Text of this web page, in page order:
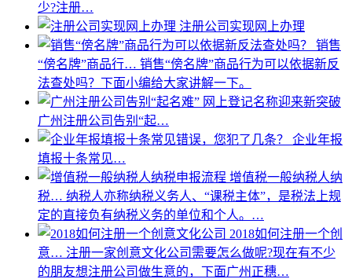
少?注册…
注册公司实现网上办理
销售
“傍名牌”商品行… 销售“傍名牌”商品行为可以依据新反
法查处吗？下面小编给大家讲解一下。
广州注册公司告别“起…
企业年报
填报十条常见…
增值税一般纳税人纳
税… 纳税人亦称纳税义务人、“课税主体”，是税法上规
定的直接负有纳税义务的单位和个人。…
2018如何注册一个创
意… 注册一家创意文化公司需要怎么做呢?现在有不少
的朋友想注册公司做生意的，下面广州正穗…